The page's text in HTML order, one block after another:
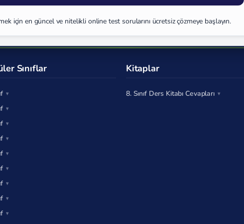
için en güncel ve nitelikli online test sorularını ücretsiz çözmeye başlayın.
Sınıflar Kitaplar
8. Sınıf Ders Kitabı Cevapları